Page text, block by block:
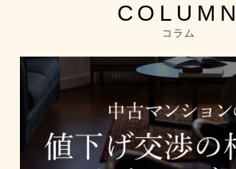
COLUMN
コラム